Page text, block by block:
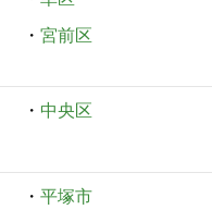
・ 宮前区
・ 中央区
・ 平塚市